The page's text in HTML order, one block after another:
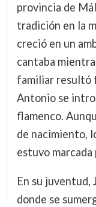
provincia de
tradición en la
creció en un
cantaba
familiar resultó
Antonio se
flamenco.
de nacimiento,
estuvo marcada
En su juventud,
donde se